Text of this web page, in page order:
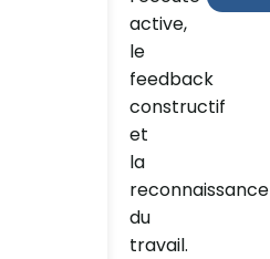
active,
le
feedback
constructif
et
la
reconnaissance
du
travail.